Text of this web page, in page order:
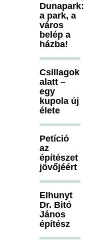
Dunapark:
a park, a
város
belép a
házba!
Csillagok
alatt –
egy
kupola új
élete
Petíció
az
építészet
jövőjéért
Elhunyt
Dr. Bitó
János
építész